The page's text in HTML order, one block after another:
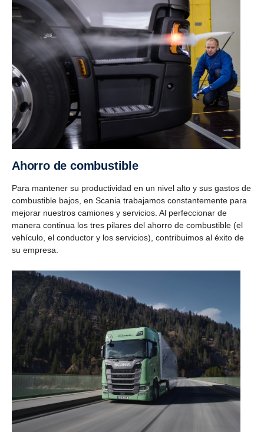
Ahorro de combustible
Para mantener su productividad en un nivel alto y sus gastos de
combustible bajos, en Scania trabajamos constantemente para
mejorar nuestros camiones y servicios. Al perfeccionar de
manera continua los tres pilares del ahorro de combustible (el
vehículo, el conductor y los servicios), contribuimos al éxito de
su empresa.